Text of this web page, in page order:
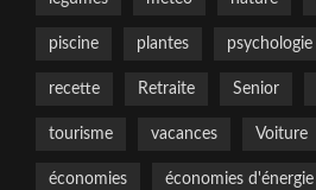
piscine plantes psychologie
recette Retraite Senior
tourisme vacances Voiture
économies économies d'énergie